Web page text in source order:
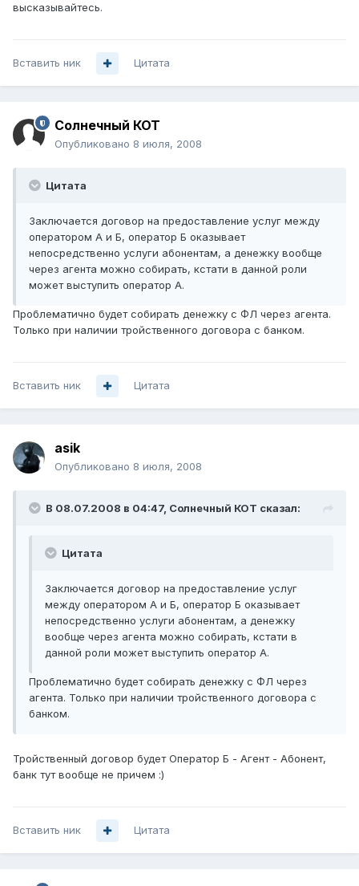
высказывайтесь.
Вставить ник Цитата
Солнечный КОТ
Опубликовано 8 июля, 2008
Цитата
Заключается договор на предоставление услуг между
оператором А и Б, оператор Б оказывает
непосредственно услуги абонентам, а денежку вообще
через агента можно собирать, кстати в данной роли
может выступить оператор А.
Проблематично будет собирать денежку с ФЛ через агента.
Только при наличии тройственного договора с банком.
Вставить ник Цитата
asik
Опубликовано 8 июля, 2008
В 08.07.2008 в 04:47, Солнечный КОТ сказал:
Цитата
Заключается договор на предоставление услуг
между оператором А и Б, оператор Б оказывает
непосредственно услуги абонентам, а денежку
вообще через агента можно собирать, кстати в
данной роли может выступить оператор А.
Проблематично будет собирать денежку с ФЛ через
агента. Только при наличии тройственного договора с
банком.
Тройственный договор будет Оператор Б - Агент - Абонент,
банк тут вообще не причем :)
Вставить ник Цитата